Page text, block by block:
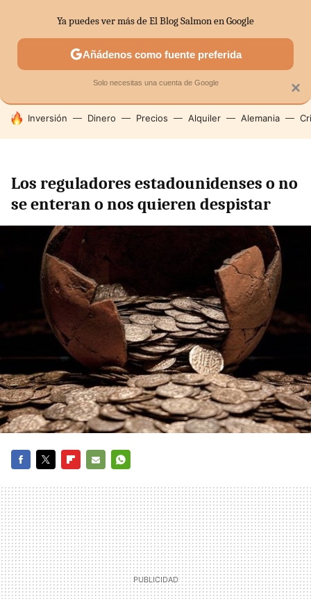
SECTORES ECONOMÍA DOMÉSTICA MERCADOS
HOY SE HABLA DE
Inversión Dinero Precios Alquiler Alemania
Los reguladores estadounidenses o no
se enteran o nos quieren despistar
MAIL
×
Ya puedes ver más de El Blog Salmon en Google
Añádenos como fuente preferida
Solo necesitas una cuenta de Google